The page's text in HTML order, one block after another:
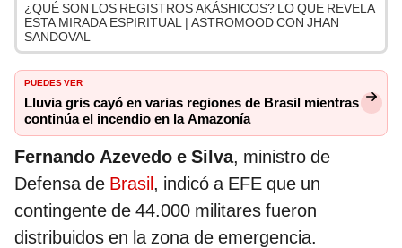
¿QUÉ SON LOS REGISTROS AKÁSHICOS? LO QUE REVELA
ESTA MIRADA ESPIRITUAL | ASTROMOOD CON JHAN
SANDOVAL
PUEDES VER
Lluvia gris cayó en varias regiones de Brasil mientras
continúa el incendio en la Amazonía
Fernando Azevedo e Silva, ministro de
Defensa de Brasil, indicó a EFE que un
contingente de 44.000 militares fueron
distribuidos en la zona de emergencia.